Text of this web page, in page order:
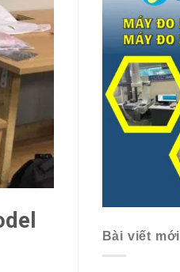
Bài viết mới